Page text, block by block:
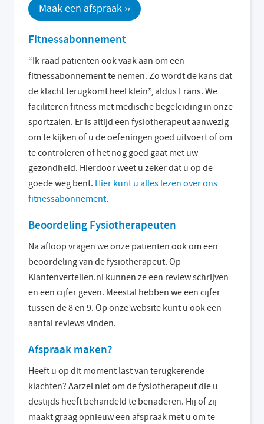
Maak een afspraak ››
Fitnessabonnement
“Ik raad patiënten ook vaak aan om een
fitnessabonnement te nemen. Zo wordt de kans dat
de klacht terugkomt heel klein”, aldus Frans. We
faciliteren fitness met medische begeleiding in onze
sportzalen. Er is altijd een fysiotherapeut aanwezig
om te kijken of u de oefeningen goed uitvoert of om
te controleren of het nog goed gaat met uw
gezondheid. Hierdoor weet u zeker dat u op de
goede weg bent. Hier kunt u alles lezen over ons
fitnessabonnement.
Beoordeling Fysiotherapeuten
Na afloop vragen we onze patiënten ook om een
beoordeling van de fysiotherapeut. Op
Klantenvertellen.nl kunnen ze een review schrijven
en een cijfer geven. Meestal hebben we een cijfer
tussen de 8 en 9. Op onze website kunt u ook een
aantal reviews vinden.
Afspraak maken?
Heeft u op dit moment last van terugkerende
klachten? Aarzel niet om de fysiotherapeut die u
destijds heeft behandeld te benaderen. Hij of zij
maakt graag opnieuw een afspraak met u om te